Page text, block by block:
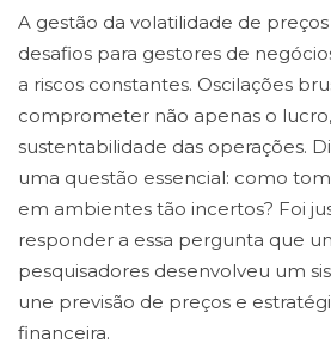
A gestão da volatilidade de
desafios para gestores de
a riscos constantes. Oscilações
comprometer não apenas o
sustentabilidade das operações.
uma questão essencial: como
em ambientes tão incertos? Foi
responder a essa pergunta que
pesquisadores desenvolveu um
une previsão de preços e
financeira.